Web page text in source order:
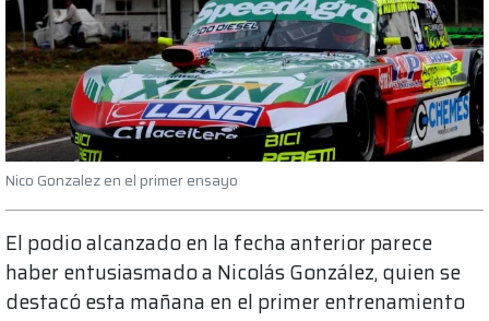
Nico Gonzalez en el primer ensayo
El podio alcanzado en la fecha anterior parece
haber entusiasmado a Nicolás González, quien se
destacó esta mañana en el primer entrenamiento